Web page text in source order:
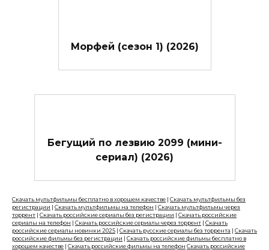
Морфей (сезон 1) (2026)
Бегущий по лезвию 2099 (мини-
сериал) (2026)
Скачать мультфильмы бесплатно в хорошем качестве | Скачать мультфильмы без
регистрации | Скачать мультфильмы на телефон | Скачать мультфильмы через
торрент | Скачать российские сериалы без регистрации | Скачать российские
сериалы на телефон | Скачать российские сериалы через торрент | Скачать
российские сериалы новинки 2025 | Скачать русские сериалы без торрента | Скачать
российские фильмы без регистрации | Скачать российские фильмы бесплатно в
хорошем качестве | Скачать российские фильмы на телефон Скачать российские